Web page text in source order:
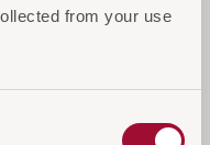
from your use
und
Die absolut